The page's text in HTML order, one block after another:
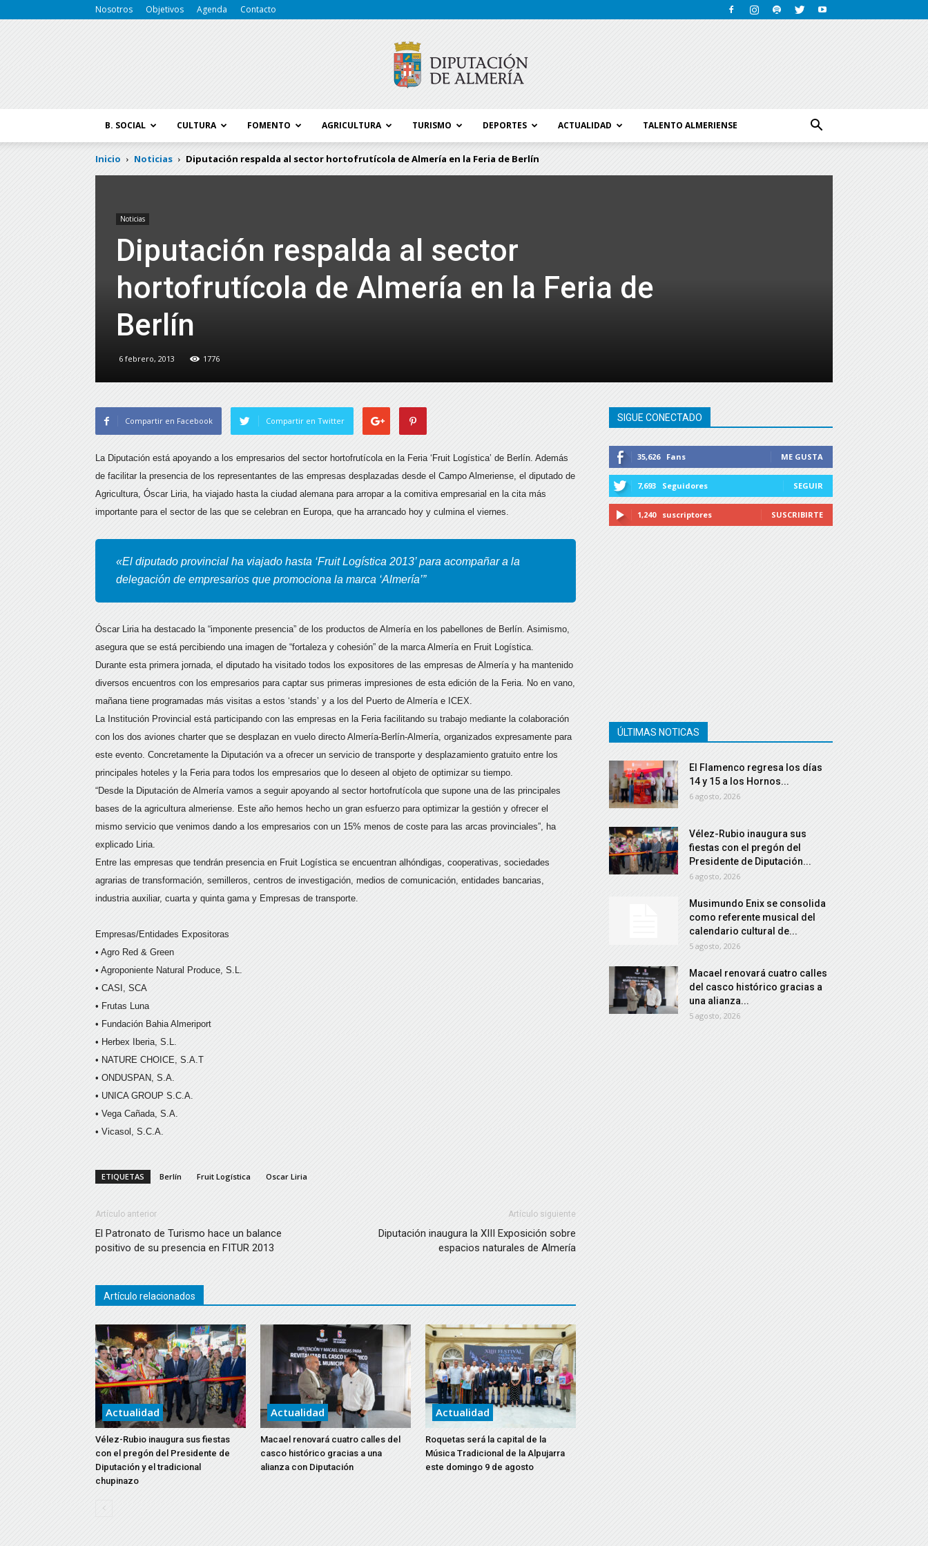
Nosotros Objetivos Agenda Contacto
B. SOCIAL CULTURA FOMENTO AGRICULTURA TURISMO DEPORTES ACTUALIDAD TALENTO ALMERIENSE
Inicio Noticias Diputación respalda al sector hortofrutícola de Almería en la Feria de Berlín
Noticias
Diputación respalda al sector
hortofrutícola de Almería en la Feria de
Berlín
6 febrero, 2013 1776
Compartir en Facebook Compartir en Twitter
La Diputación está apoyando a los empresarios del sector hortofrutícola en la Feria ‘Fruit Logística’ de Berlín. Además
de facilitar la presencia de los representantes de las empresas desplazadas desde el Campo Almeriense, el diputado de
Agricultura, Óscar Liria, ha viajado hasta la ciudad alemana para arropar a la comitiva empresarial en la cita más
importante para el sector de las que se celebran en Europa, que ha arrancado hoy y culmina el viernes.
«El diputado provincial ha viajado hasta ‘Fruit Logística 2013’ para acompañar a la
delegación de empresarios que promociona la marca ‘Almería’”
Óscar Liria ha destacado la “imponente presencia” de los productos de Almería en los pabellones de Berlín. Asimismo,
asegura que se está percibiendo una imagen de “fortaleza y cohesión” de la marca Almería en Fruit Logística.
Durante esta primera jornada, el diputado ha visitado todos los expositores de las empresas de Almería y ha mantenido
diversos encuentros con los empresarios para captar sus primeras impresiones de esta edición de la Feria. No en vano,
mañana tiene programadas más visitas a estos ‘stands’ y a los del Puerto de Almería e ICEX.
La Institución Provincial está participando con las empresas en la Feria facilitando su trabajo mediante la colaboración
con los dos aviones charter que se desplazan en vuelo directo Almería-Berlín-Almería, organizados expresamente para
este evento. Concretamente la Diputación va a ofrecer un servicio de transporte y desplazamiento gratuito entre los
principales hoteles y la Feria para todos los empresarios que lo deseen al objeto de optimizar su tiempo.
“Desde la Diputación de Almería vamos a seguir apoyando al sector hortofrutícola que supone una de las principales
bases de la agricultura almeriense. Este año hemos hecho un gran esfuerzo para optimizar la gestión y ofrecer el
mismo servicio que venimos dando a los empresarios con un 15% menos de coste para las arcas provinciales”, ha
explicado Liria.
Entre las empresas que tendrán presencia en Fruit Logística se encuentran alhóndigas, cooperativas, sociedades
agrarias de transformación, semilleros, centros de investigación, medios de comunicación, entidades bancarias,
industria auxiliar, cuarta y quinta gama y Empresas de transporte.
Empresas/Entidades Expositoras
• Agro Red & Green
• Agroponiente Natural Produce, S.L.
• CASI, SCA
• Frutas Luna
• Fundación Bahia Almeriport
• Herbex Iberia, S.L.
• NATURE CHOICE, S.A.T
• ONDUSPAN, S.A.
• UNICA GROUP S.C.A.
• Vega Cañada, S.A.
• Vicasol, S.C.A.
ETIQUETAS Berlín Fruit Logística Oscar Liria
Artículo anterior
El Patronato de Turismo hace un balance
positivo de su presencia en FITUR 2013
Artículo siguiente
Diputación inaugura la XIII Exposición sobre
espacios naturales de Almería
Artículo relacionados
Actualidad
Vélez-Rubio inaugura sus fiestas
con el pregón del Presidente de
Diputación y el tradicional
chupinazo
Actualidad
Macael renovará cuatro calles del
casco histórico gracias a una
alianza con Diputación
Actualidad
Roquetas será la capital de la
Música Tradicional de la Alpujarra
este domingo 9 de agosto
SIGUE CONECTADO
35,626 Fans ME GUSTA
7,693 Seguidores SEGUIR
1,240 suscriptores SUSCRIBIRTE
ÚLTIMAS NOTICAS
El Flamenco regresa los días
14 y 15 a los Hornos...
6 agosto, 2026
Vélez-Rubio inaugura sus
fiestas con el pregón del
Presidente de Diputación...
6 agosto, 2026
Musimundo Enix se consolida
como referente musical del
calendario cultural de...
5 agosto, 2026
Macael renovará cuatro calles
del casco histórico gracias a
una alianza...
5 agosto, 2026